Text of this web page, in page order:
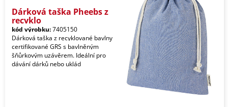
Dárková taška Pheebs z
recyklo
kód výrobku:7405150
Dárková taška z recyklované bavlny
certifikované GRS s bavlněným
šňůrkovým uzávěrem. Ideální pro
dávání dárků nebo uklád